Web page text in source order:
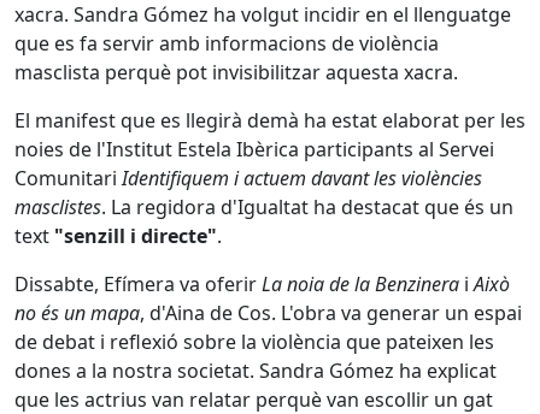
xacra. Sandra Gómez ha volgut incidir en el llenguatge
que es fa servir amb informacions de violència
masclista perquè pot invisibilitzar aquesta xacra.
El manifest que es llegirà demà ha estat elaborat per les
noies de l'Institut Estela Ibèrica participants al Servei
ComunitariIdentifiquem i actuem davant les violències
masclistes. La regidora d'Igualtat ha destacat que és un
text "senzill i directe".
Dissabte, Efímera va oferirLa noia de la Benzinera iAixò
no és un mapa, d'Aina de Cos. L'obra va generar un espai
de debat i reflexió sobre la violència que pateixen les
dones a la nostra societat. Sandra Gómez ha explicat
que les actrius van relatar perquè van escollir un gat